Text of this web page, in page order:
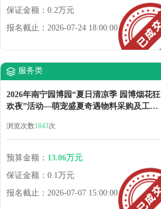
保证金额： 0.2万元
报名截止： 2026-07-24 18:00:00
服务类
2026年南宁园博园“夏日清凉季 园博烟花狂
欢夜”活动—萌宠盛夏奇遇物料采购及工作
浏览次数1843次
预算金额： 13.06万元
保证金额： 0.1万元
报名截止： 2026-07-07 15:00:00